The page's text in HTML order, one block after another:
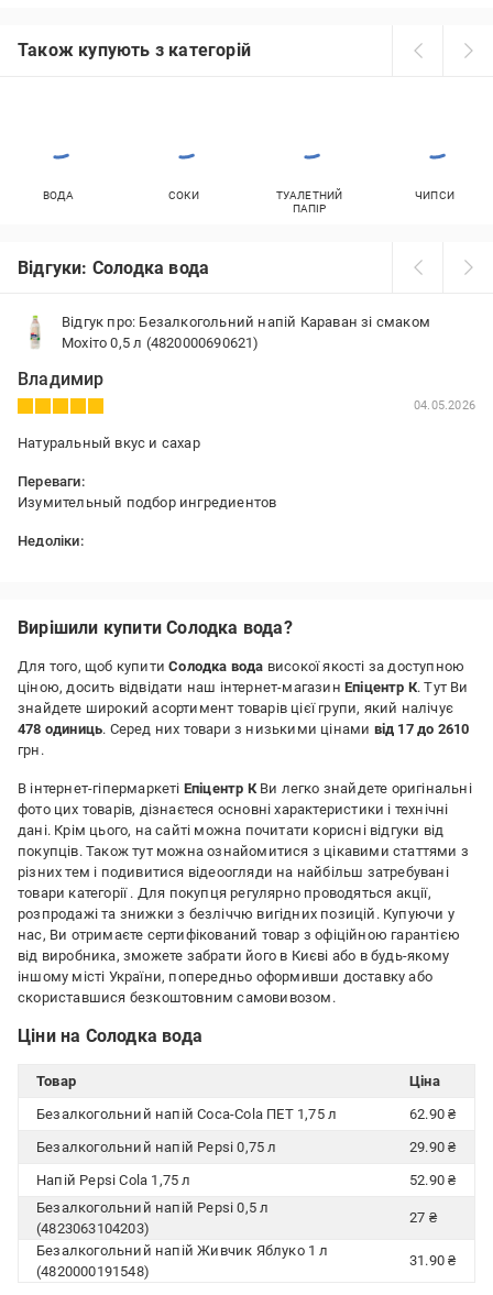
Також купують з категорій
ВОДА СОКИ
ТУАЛЕТНИЙ
ПАПІР
ЧИПСИ
Відгуки: Солодка вода
Відгук про: Безалкогольний напій Караван зі смаком
Мохіто 0,5 л (4820000690621)
Владимир
04.05.2026
Натуральный вкус и сахар
Переваги:
Изумительный подбор ингредиентов
Недоліки:
Вирішили купити Солодка вода?
Для того, щоб купитиСолодка вода високої якості за доступною
ціною, досить відвідати наш інтернет-магазин Епіцентр К. Тут Ви
знайдете широкий асортимент товарів цієї групи, який налічує
478 одиниць. Серед них товари з низькими цінами від 17 до 2610
грн.
В інтернет-гіпермаркеті Епіцентр КВи легко знайдете оригінальні
фото цих товарів, дізнаєтеся основні характеристики і технічні
дані. Крім цього, на сайті можна почитати корисні відгуки від
покупців. Також тут можна ознайомитися з цікавими статтями з
різних тем і подивитися відеоогляди на найбільш затребувані
товари категорії . Для покупця регулярно проводяться акції,
розпродажі та знижки з безліччю вигідних позицій. Купуючи у
нас, Ви отримаєте сертифікований товар з офіційною гарантією
від виробника, зможете забрати його в Києві або в будь-якому
іншому місті України, попередньо оформивши доставку або
скориставшися безкоштовним самовивозом.
Ціни на Солодка вода
Товар
Ціна
Безалкогольний напій Coca-Cola ПЕТ 1,75 л
62.90 ₴
Безалкогольний напій Pepsi 0,75 л
29.90 ₴
Напій Pepsi Cola 1,75 л
52.90 ₴
Безалкогольний напій Pepsi 0,5 л
(4823063104203)
27 ₴
Безалкогольний напій Живчик Яблуко 1 л
(4820000191548)
31.90 ₴